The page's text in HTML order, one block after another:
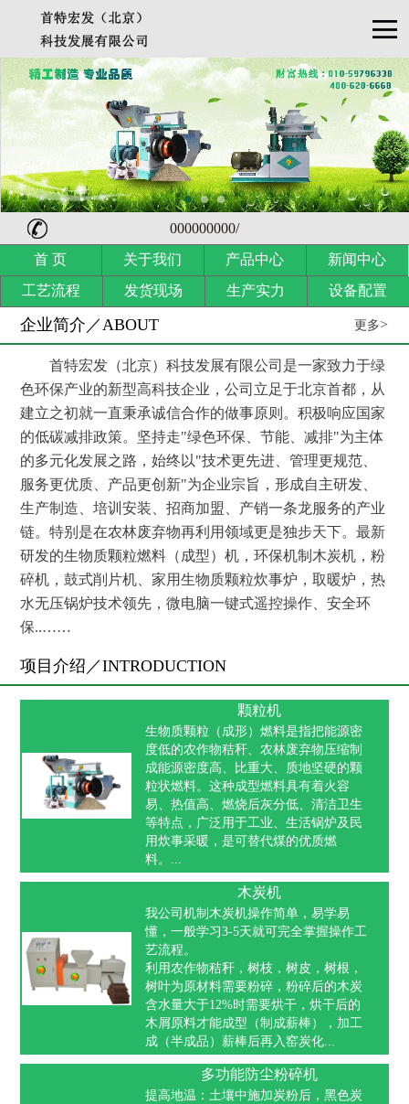
000000000/
首 页
关于我们 产品中心
新闻中心
工艺流程
发货现场 生产实力 设备配置
企业简介／ABOUT 更多>
首特宏发（北京）科技发展有限公司是一家致力于绿
色环保产业的新型高科技企业，公司立足于北京首都，从
建立之初就一直秉承诚信合作的做事原则。积极响应国家
的低碳减排政策。坚持走"绿色环保、节能、减排"为主体
的多元化发展之路，始终以"技术更先进、管理更规范、
服务更优质、产品更创新"为企业宗旨，形成自主研发、
生产制造、培训安装、招商加盟、产销一条龙服务的产业
链。特别是在农林废弃物再利用领域更是独步天下。最新
研发的生物质颗粒燃料（成型）机，环保机制木炭机，粉
碎机，鼓式削片机、家用生物质颗粒炊事炉，取暖炉，热
水无压锅炉技术领先，微电脑一键式遥控操作、安全环
保..……
项目介绍／INTRODUCTION
颗粒机
生物质颗粒（成形）燃料是指把能源密
度低的农作物秸秆、农林废弃物压缩制
成能源密度高、比重大、质地坚硬的颗
粒状燃料。这种成型燃料具有着火容
易、热值高、燃烧后灰分低、清洁卫生
等特点，广泛用于工业、生活锅炉及民
用炊事采暖，是可替代煤的优质燃
料。...
木炭机
我公司机制木炭机操作简单，易学易
懂，一般学习3-5天就可完全掌握操作工
艺流程。
利用农作物秸秆，树枝，树皮，树根，
树叶为原材料需要粉碎，粉碎后的木炭
含水量大于12%时需要烘干，烘干后的
木屑原料才能成型（制成薪棒），加工
成（半成品）薪棒后再入窑炭化...
多功能防尘粉碎机
提高地温：土壤中施加炭粉后，黑色炭